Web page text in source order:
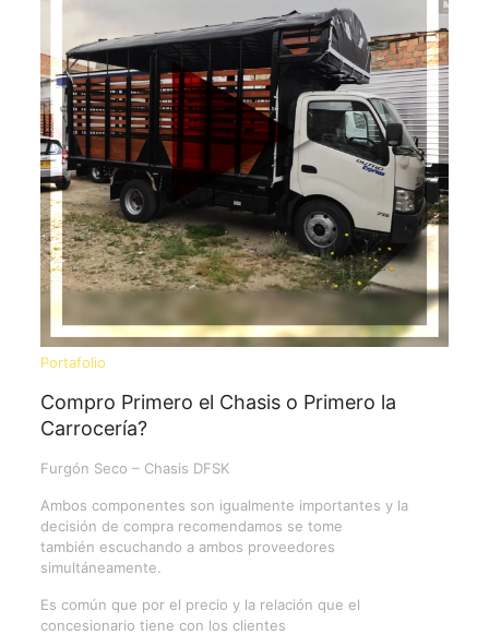
Portafolio
Compro Primero el Chasis o Primero la
Carrocería?
Furgón Seco – Chasis DFSK
Ambos componentes son igualmente importantes y la
decisión de compra recomendamos se tome
también escuchando a ambos proveedores
simultáneamente.
Es común que por el precio y la relación que el
concesionario tiene con los clientes